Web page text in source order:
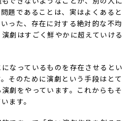
題であることは、実はよくあると
った、存在に対する絶対的な不均
劇はすごく鮮やかに超えていける
なっているものを存在させるとい
そのために演劇という手段はとて
劇をやっています。これからもそ
ます。